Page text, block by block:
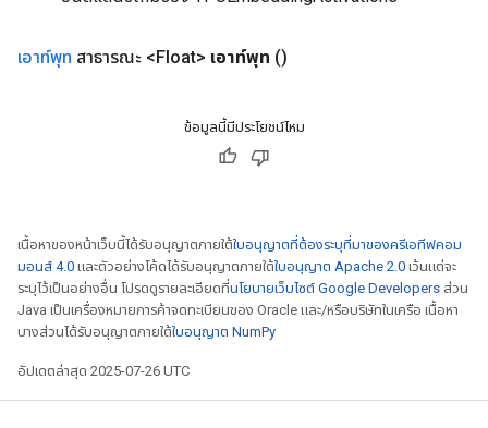
เอาท์พุท สาธารณะ <Float> เอาท์พุท ()
ข้อมูลนี้มีประโยชน์ไหม
เนื้อหาของหน้าเว็บนี้ได้รับอนุญาตภายใต้ใบอนุญาตที่ต้องระบุที่มาของครีเอทีฟคอม
มอนส์ 4.0 และตัวอย่างโค้ดได้รับอนุญาตภายใต้ใบอนุญาต Apache 2.0 เว้นแต่จะ
ระบุไว้เป็นอย่างอื่น โปรดดูรายละเอียดที่นโยบายเว็บไซต์ Google Developers ส่วน
Java เป็นเครื่องหมายการค้าจดทะเบียนของ Oracle และ/หรือบริษัทในเครือ เนื้อหา
บางส่วนได้รับอนุญาตภายใต้ใบอนุญาต NumPy
อัปเดตล่าสุด 2025-07-26 UTC